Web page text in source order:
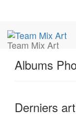
Team Mix Art
Albums
Derniers